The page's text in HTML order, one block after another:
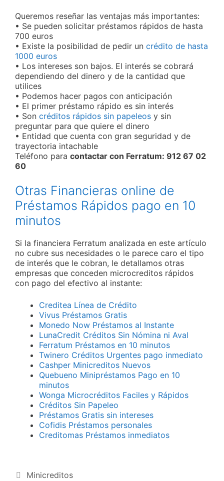
Queremos reseñar las ventajas más importantes:
• Se pueden solicitar préstamos rápidos de hasta
700 euros
• Existe la posibilidad de pedir un crédito de hasta
1000 euros
• Los intereses son bajos. El interés se cobrará
dependiendo del dinero y de la cantidad que
utilices
• Podemos hacer pagos con anticipación
• El primer préstamo rápido es sin interés
• Son créditos rápidos sin papeleos y sin
preguntar para que quiere el dinero
• Entidad que cuenta con gran seguridad y de
trayectoria intachable
Teléfono para contactar con Ferratum: 912 67 02
60
Otras Financieras online de
Préstamos Rápidos pago en 10
minutos
Si la financiera Ferratum analizada en este artículo
no cubre sus necesidades o le parece caro el tipo
de interés que le cobran, le detallamos otras
empresas que conceden microcreditos rápidos
con pago del efectivo al instante:
Creditea Línea de Crédito
Vivus Préstamos Gratis
Monedo Now Préstamos al Instante
LunaCredit Créditos Sin Nómina ni Aval
Ferratum Préstamos en 10 minutos
Twinero Créditos Urgentes pago inmediato
Cashper Minicreditos Nuevos
Quebueno Minipréstamos Pago en 10
minutos
Wonga Microcréditos Faciles y Rápidos
Créditos Sin Papeleo
Préstamos Gratis sin intereses
Cofidis Préstamos personales
Creditomas Préstamos inmediatos
Categorías
Minicreditos